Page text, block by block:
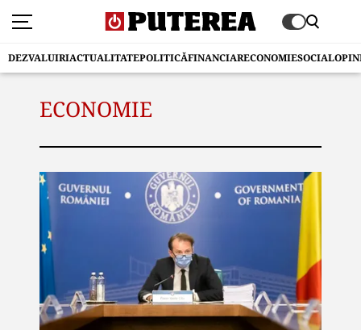
DEZVALUIRIACTUALITATEPOLITICĂFINANCIARECONOMIESOCIAL
ECONOMIE